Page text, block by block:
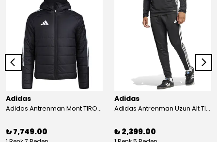
Adidas
Adidas Antrenman Mont TIRO24 WINT JKT IJ7388
₺ 7,749.00
Adidas
Adidas Antrenman Uzun Alt TIRO ES PNT JD0442
₺ 2,399.00